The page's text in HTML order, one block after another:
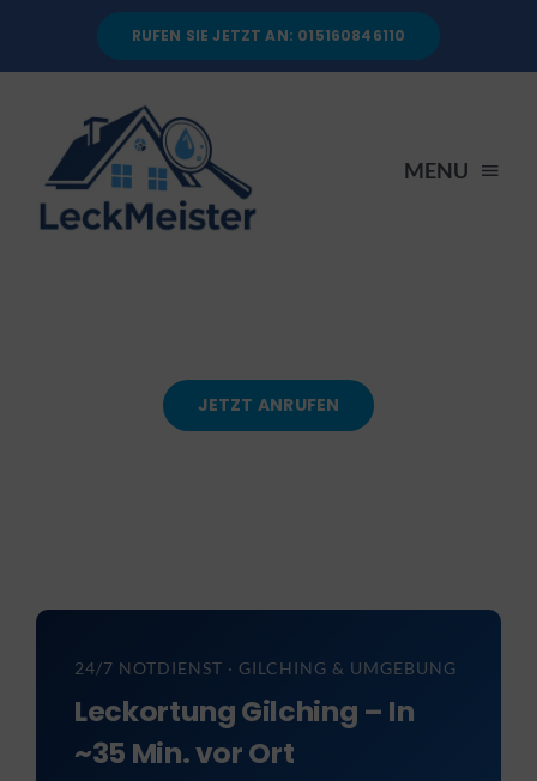
RUFEN SIE JETZT AN: 015160846110
MENU
ÜBER UNS
JETZT ANRUFEN
24/7 NOTDIENST · GILCHING & UMGEBUNG
Leckortung Gilching – In
~35 Min. vor Ort